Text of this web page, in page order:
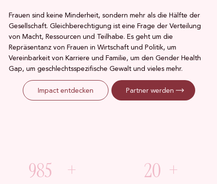
Frauen sind keine Minderheit, sondern mehr als die Hälfte der
Gesellschaft. Gleichberechtigung ist eine Frage der Verteilung
von Macht, Ressourcen und Teilhabe. Es geht um die
Repräsentanz von Frauen in Wirtschaft und Politik, um
Vereinbarkeit von Karriere und Familie, um den Gender Health
Gap, um geschlechtsspezifische Gewalt und vieles mehr.
Impact entdecken Partner werden
985 + 20 +